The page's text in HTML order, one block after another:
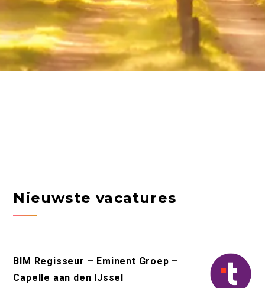
Nieuwste vacatures
BIM Regisseur – Eminent Groep –
Capelle aan den IJssel